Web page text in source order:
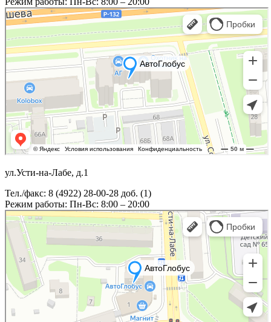
ул.Усти-на-Лабе, д.1
Тел./факс: 8 (4922) 28-00-28 доб. (1)
Режим работы: Пн-Вс: 8:00 – 20:00